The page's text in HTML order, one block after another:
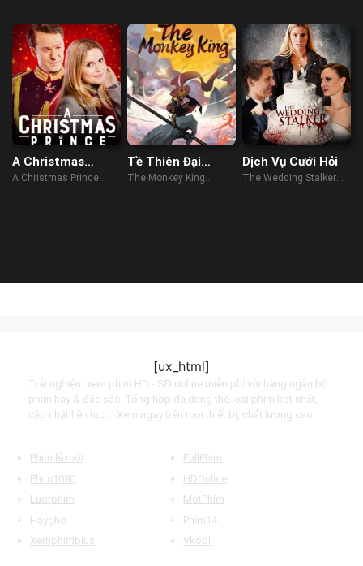
A Christmas
Prince
A Christmas Prince
Tề Thiên Đại
Thánh
The Monkey King
Dịch Vụ Cưới Hỏi
The Wedding Stalker